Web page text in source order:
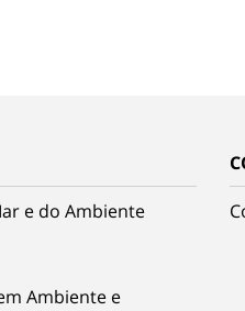
e do Ambiente
Ambiente e